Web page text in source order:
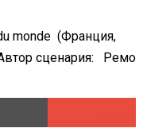
monde (Франция,
сценария: Ремо